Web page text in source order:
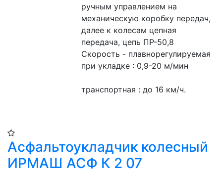
ручным управлением на
механическую коробку передач,
далее к колесам цепная
передача, цепь ПР-50,8
Скорость - плавнорегулируемая
при укладке : 0,9-20 м/мин
транспортная : до 16 км/ч.
Асфальтоукладчик колесный
ИРМАШ АСФ К 2 07